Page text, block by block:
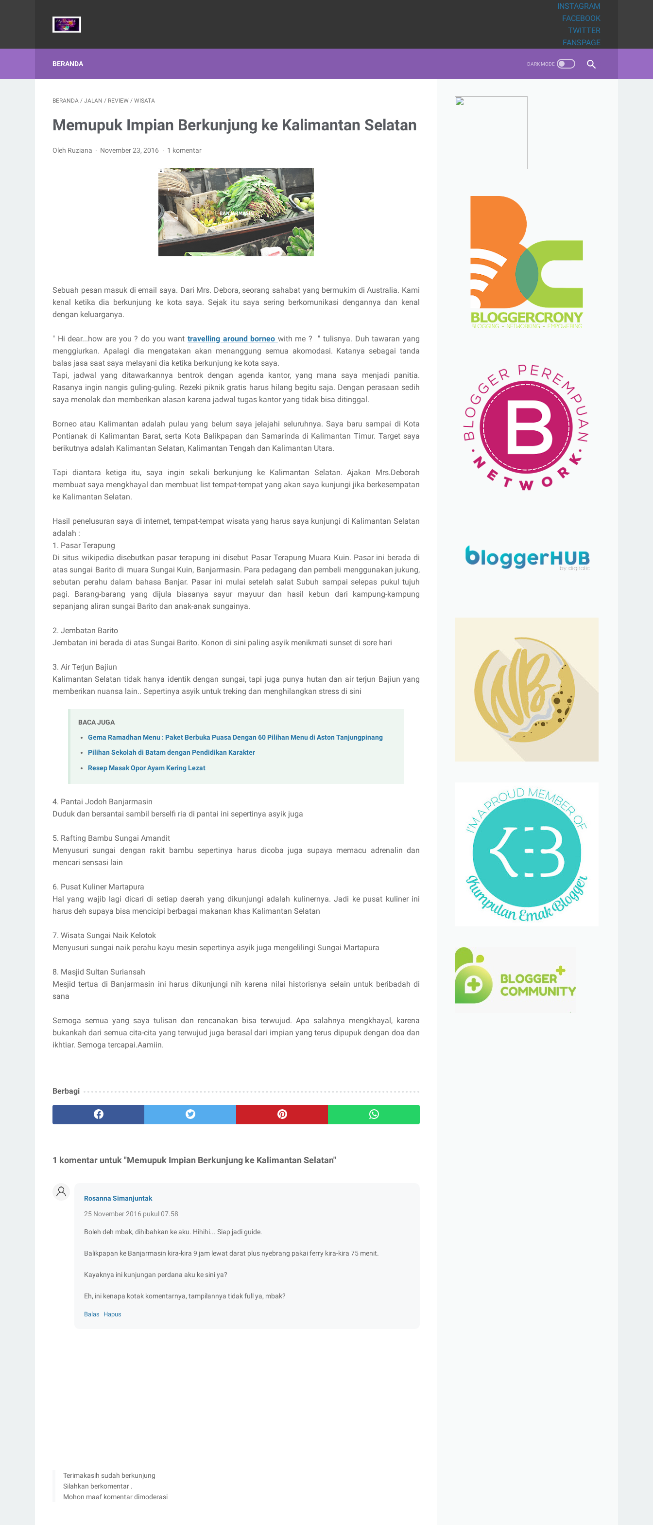
INSTAGRAM
FACEBOOK
TWITTER
FANSPAGE
BERANDA
BERANDA / JALAN / REVIEW / WISATA
Memupuk Impian Berkunjung ke Kalimantan Selatan
Oleh Ruziana November 23, 2016 1 komentar
Sebuah pesan masuk di email saya. Dari Mrs. Debora, seorang sahabat yang bermukim di Australia. Kami
kenal ketika dia berkunjung ke kota saya. Sejak itu saya sering berkomunikasi dengannya dan kenal
dengan keluarganya.
" Hi dear...how are you ? do you want travelling around borneo with me ? " tulisnya. Duh tawaran yang
menggiurkan. Apalagi dia mengatakan akan menanggung semua akomodasi. Katanya sebagai tanda
balas jasa saat saya melayani dia ketika berkunjung ke kota saya.
Tapi, jadwal yang ditawarkannya bentrok dengan agenda kantor, yang mana saya menjadi panitia.
Rasanya ingin nangis guling-guling. Rezeki piknik gratis harus hilang begitu saja. Dengan perasaan sedih
saya menolak dan memberikan alasan karena jadwal tugas kantor yang tidak bisa ditinggal.
Borneo atau Kalimantan adalah pulau yang belum saya jelajahi seluruhnya. Saya baru sampai di Kota
Pontianak di Kalimantan Barat, serta Kota Balikpapan dan Samarinda di Kalimantan Timur. Target saya
berikutnya adalah Kalimantan Selatan, Kalimantan Tengah dan Kalimantan Utara.
Tapi diantara ketiga itu, saya ingin sekali berkunjung ke Kalimantan Selatan. Ajakan Mrs.Deborah
membuat saya mengkhayal dan membuat list tempat-tempat yang akan saya kunjungi jika berkesempatan
ke Kalimantan Selatan.
Hasil penelusuran saya di internet, tempat-tempat wisata yang harus saya kunjungi di Kalimantan Selatan
adalah :
1. Pasar Terapung
Di situs wikipedia disebutkan pasar terapung ini disebut Pasar Terapung Muara Kuin. Pasar ini berada di
atas sungai Barito di muara Sungai Kuin, Banjarmasin. Para pedagang dan pembeli menggunakan jukung,
sebutan perahu dalam bahasa Banjar. Pasar ini mulai setelah salat Subuh sampai selepas pukul tujuh
pagi. Barang-barang yang dijula biasanya sayur mayuur dan hasil kebun dari kampung-kampung
sepanjang aliran sungai Barito dan anak-anak sungainya.
2. Jembatan Barito
Jembatan ini berada di atas Sungai Barito. Konon di sini paling asyik menikmati sunset di sore hari
3. Air Terjun Bajiun
Kalimantan Selatan tidak hanya identik dengan sungai, tapi juga punya hutan dan air terjun Bajiun yang
memberikan nuansa lain.. Sepertinya asyik untuk treking dan menghilangkan stress di sini
BACA JUGA
Gema Ramadhan Menu : Paket Berbuka Puasa Dengan 60 Pilihan Menu di Aston Tanjungpinang
Pilihan Sekolah di Batam dengan Pendidikan Karakter
Resep Masak Opor Ayam Kering Lezat
4. Pantai Jodoh Banjarmasin
Duduk dan bersantai sambil berselfi ria di pantai ini sepertinya asyik juga
5. Rafting Bambu Sungai Amandit
Menyusuri sungai dengan rakit bambu sepertinya harus dicoba juga supaya memacu adrenalin dan
mencari sensasi lain
6. Pusat Kuliner Martapura
Hal yang wajib lagi dicari di setiap daerah yang dikunjungi adalah kulinernya. Jadi ke pusat kuliner ini
harus deh supaya bisa mencicipi berbagai makanan khas Kalimantan Selatan
7. Wisata Sungai Naik Kelotok
Menyusuri sungai naik perahu kayu mesin sepertinya asyik juga mengelilingi Sungai Martapura
8. Masjid Sultan Suriansah
Mesjid tertua di Banjarmasin ini harus dikunjungi nih karena nilai historisnya selain untuk beribadah di
sana
Semoga semua yang saya tulisan dan rencanakan bisa terwujud. Apa salahnya mengkhayal, karena
bukankah dari semua cita-cita yang terwujud juga berasal dari impian yang terus dipupuk dengan doa dan
ikhtiar. Semoga tercapai.Aamiin.
Berbagi
1 komentar untuk "Memupuk Impian Berkunjung ke Kalimantan Selatan"
Rosanna Simanjuntak
25 November 2016 pukul 07.58
Boleh deh mbak, dihibahkan ke aku. Hihihi... Siap jadi guide.
Balikpapan ke Banjarmasin kira-kira 9 jam lewat darat plus nyebrang pakai ferry kira-kira 75 menit.
Kayaknya ini kunjungan perdana aku ke sini ya?
Eh, ini kenapa kotak komentarnya, tampilannya tidak full ya, mbak?
Balas Hapus
Terimakasih sudah berkunjung
Silahkan berkomentar .
Mohon maaf komentar dimoderasi